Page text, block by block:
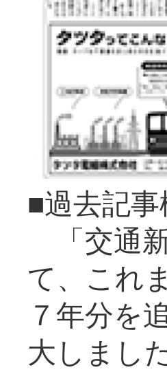
■過去記
「交通
て、これ
７年分を
大し